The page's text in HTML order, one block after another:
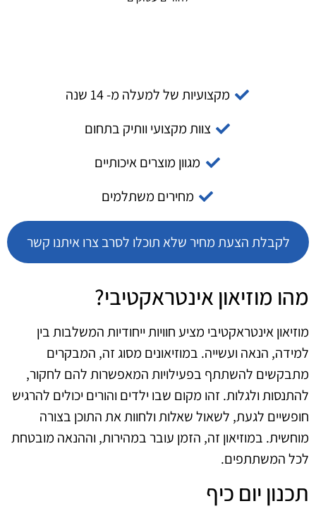
מקצועיות של למעלה מ- 14 שנה
צוות מקצועי וותיק בתחום
מגוון מוצרים איכותיים
מחירים משתלמים
לקבלת הצעת מחיר שלא תוכלו לסרב צרו איתנו קשר
מהו מוזיאון אינטראקטיבי?
מוזיאון אינטראקטיבי מציע חוויות ייחודיות המשלבות בין
למידה, הנאה ועשייה. במוזיאונים מסוג זה, המבקרים
מתבקשים להשתתף בפעילויות המאפשרות להם לחקור,
להתנסות ולגלות. זהו מקום שבו ילדים והורים יכולים להרגיש
חופשיים לגעת, לשאול שאלות ולחוות את התוכן בצורה
מוחשית. במוזיאון זה, הזמן עובר במהירות, וההנאה מובטחת
לכל המשתתפים.
תכנון יום כיף